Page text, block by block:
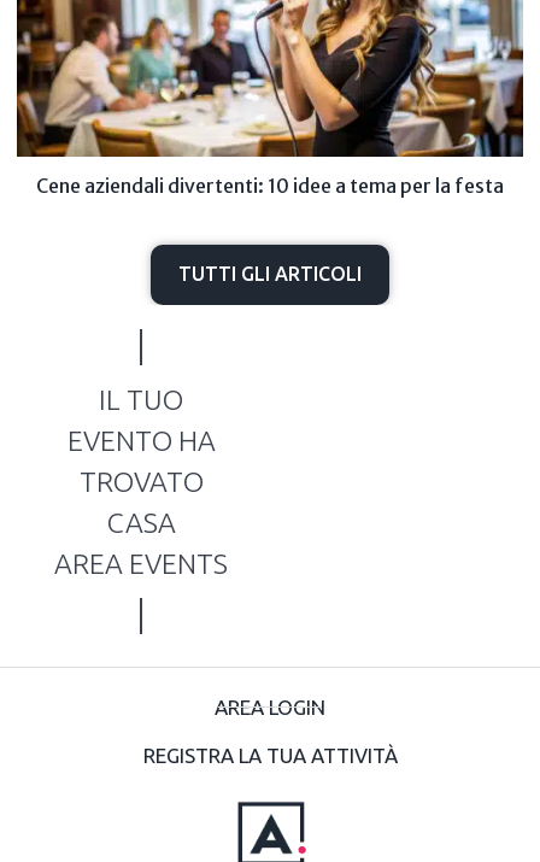
Cene aziendali divertenti: 10 idee a tema per la festa
TUTTI GLI ARTICOLI
IL TUO
EVENTO HA
TROVATO
CASA
AREA EVENTS
AREA LOGIN
REGISTRA LA TUA ATTIVITÀ